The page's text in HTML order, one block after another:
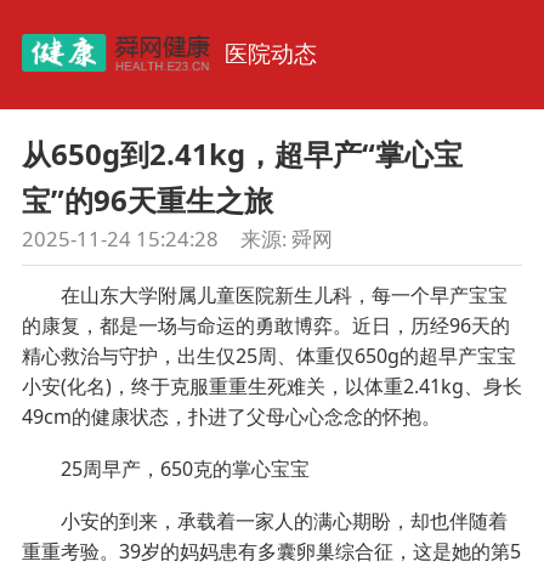
医院动态
从650g到2.41kg，超早产“掌心宝
宝”的96天重生之旅
2025-11-24 15:24:28 来源: 舜网
在山东大学附属儿童医院新生儿科，每一个早产宝宝
的康复，都是一场与命运的勇敢博弈。近日，历经96天的
精心救治与守护，出生仅25周、体重仅650g的超早产宝宝
小安(化名)，终于克服重重生死难关，以体重2.41kg、身长
49cm的健康状态，扑进了父母心心念念的怀抱。
25周早产，650克的掌心宝宝
小安的到来，承载着一家人的满心期盼，却也伴随着
重重考验。39岁的妈妈患有多囊卵巢综合征，这是她的第5